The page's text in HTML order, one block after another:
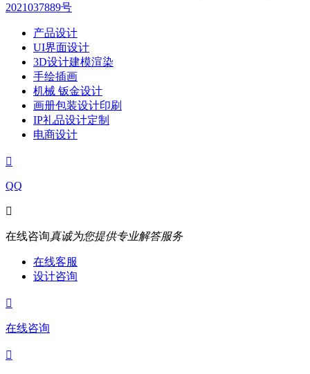
2021037889号
产品设计
UI界面设计
3D设计建模渲染
手绘插画
机械 钣金设计
画册包装设计印刷
IP礼品设计定制
电商设计

QQ

在线咨询真诚为您提供专业解答服务
在线客服
设计咨询

在线咨询
